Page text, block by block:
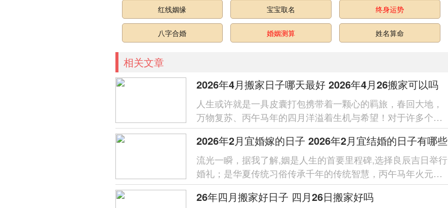
红线姻缘 宝宝取名 终身运势
八字合婚 婚姻测算 姓名算命
相关文章
2026年4月搬家日子哪天最好 2026年4月26搬家可以吗
人生或许就是一具皮囊打包携带着一颗心的羁旅，春回大地，
万物复苏、丙午马年的四月洋溢着生机与希望！对于许多个庭
来说搬迁新居是开启新生活篇章...
2026年2月宜婚嫁的日子 2026年2月宜结婚的日子有哪些
流光一瞬，据我了解,姻是人生的首要里程碑,选择良辰吉日举行
婚礼；是华夏传统习俗传承千年的传统智慧，丙午马年火元素
旺盛标记热情同活力2026年2...
26年四月搬家好日子 四月26日搬家好吗